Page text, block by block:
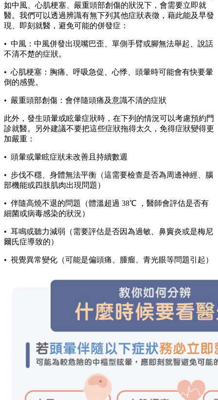
如中風、心肌梗塞、嚴重頭部創傷的狀況下，會需要立即就
醫。我們可以透過辨識有無下列其他症狀表徵，藉此能及早發
現、即刻就醫，避免可能的併發症：
• 中風：中風併發出現嘴巴歪、單側手臂或腳無法舉起、說話
不清不楚的症狀。
• 心肌梗塞：胸痛、呼吸急促、心悸、頭暈時可能會有快要暈
倒的感覺。
• 嚴重頭部創傷：會伴隨頭痛及意識不清的症狀
此外，發生頭暈或眩暈症狀時，在下列的情況可以考慮預約門
診就醫。另外建議不要把這些症狀拖得太久，免得症狀變得更
加嚴重：
• 頭暈或暈眩症狀未改善且持續數週
• 步伐不穩、身體無法平衡（這需要檢查是否為周邊神經、腦
部機能或四肢肌肉出現問題）
• 伴隨高燒不退的問題（體溫超過 38℃ ，醫師會評估是否有
細菌或病毒感染的狀況）
• 耳鳴或聽力減弱（需要評估是否因為過敏、鼻竇炎或是梅尼
爾氏症導致的）
• 視覺異常變化（可能是偏頭痛、腫瘤、青光眼等問題引起）